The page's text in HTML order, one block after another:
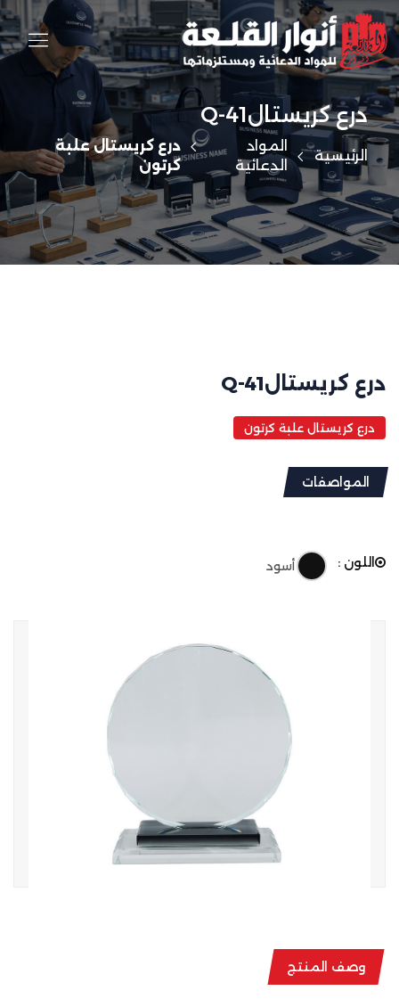
درع كريستالQ-41
الرئيسية
المواد
الدعائية
درع كريستال علبة
كرتون
درع كريستالQ-41
درع كريستال علبة كرتون
المواصفات
اللون : أسود
وصف المنتج